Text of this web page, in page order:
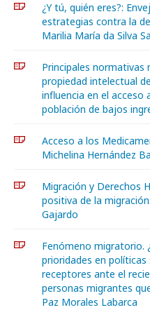
¿Y tú, quién eres?:
estrategias contra la
Marilia María da Silva
Principales normativas
propiedad intelectual
influencia en el
población de bajos
Acceso a los
Michelina Hernández
Migración y Derechos
positiva de la
Gajardo
Fenómeno migratorio.
prioridades en
receptores ante el
personas migrantes
Paz Morales Labarca